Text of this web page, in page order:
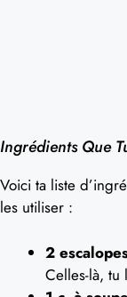
Ingrédients Que
Voici ta liste
les utiliser :
2
Celles-là, tu